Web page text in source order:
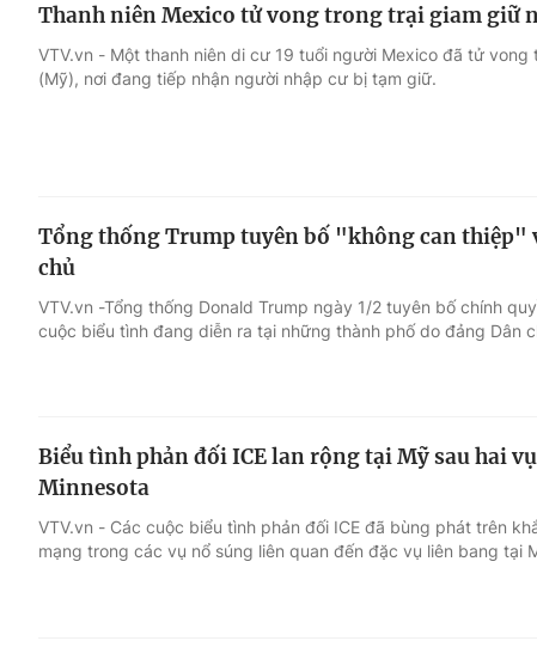
Thanh niên Mexico tử vong trong trại giam giữ
VTV.vn - Một thanh niên di cư 19 tuổi người Mexico đã tử
(Mỹ), nơi đang tiếp nhận người nhập cư bị tạm giữ.
Tổng thống Trump tuyên bố "không can thiệp"
chủ
VTV.vn -Tổng thống Donald Trump ngày 1/2 tuyên bố chính
cuộc biểu tình đang diễn ra tại những thành phố do đảng Dân
Biểu tình phản đối ICE lan rộng tại Mỹ sau hai
Minnesota
VTV.vn - Các cuộc biểu tình phản đối ICE đã bùng phát trên
mạng trong các vụ nổ súng liên quan đến đặc vụ liên bang tại